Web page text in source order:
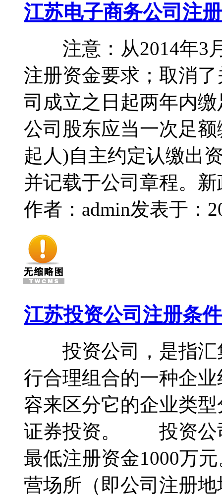
江苏电子商务公司注
注意：从2014年3月
注册资金要求；取消
司成立之日起两年内
公司股东应当一次足
起人)自主约定认缴出
并记载于公司章程。新
作者：admin发表于：
江苏投资公司注册条
投资公司，是指汇
行合理组合的一种企
容来区分它的企业类
证券投资。 投资公
最低注册资金1000
营场所（即公司注册地